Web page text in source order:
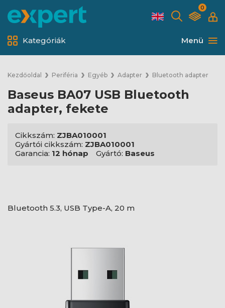
0
Menü
Kategóriák
Kezdőoldal Periféria Egyéb Adapter Bluetooth adapter
Baseus BA07 USB Bluetooth
adapter, fekete
Cikkszám: ZJBA010001
Gyártói cikkszám: ZJBA010001
Garancia: 12 hónap Gyártó: Baseus
Bluetooth 5.3, USB Type-A, 20 m